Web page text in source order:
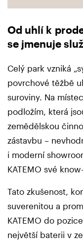
Od uhlí k
se jmenuje
Celý park vzniká
povrchové těžbě
suroviny. Na
podložím, která
zemědělskou
zástavbu –
i moderní
KATEMO své
Tato zkušenost,
suverenitou a
KATEMO do
největší baterii v